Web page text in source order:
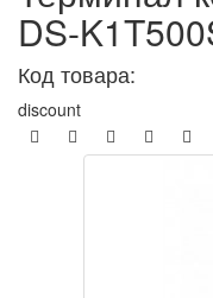
DS-
Код товара:
discount